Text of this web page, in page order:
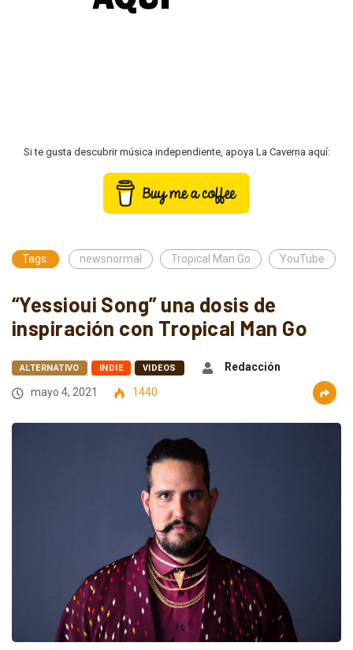
Si te gusta descubrir música independiente, apoya La Caverna aquí:
Tags: newsnormal Tropical Man Go YouTube
“Yessioui Song” una dosis de
inspiración con Tropical Man Go
ALTERNATIVO INDIE VIDEOS
Redacción
mayo 4, 2021
1440